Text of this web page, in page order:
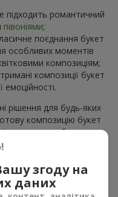
підходить романтичний
півоніями;
поєднання букет
особливих моментів
композиціям;
композиції букет
емоційності.
рішення для будь-яких
композицію букет
каталогу або
вподобані квіти.
—
згоду на
даних